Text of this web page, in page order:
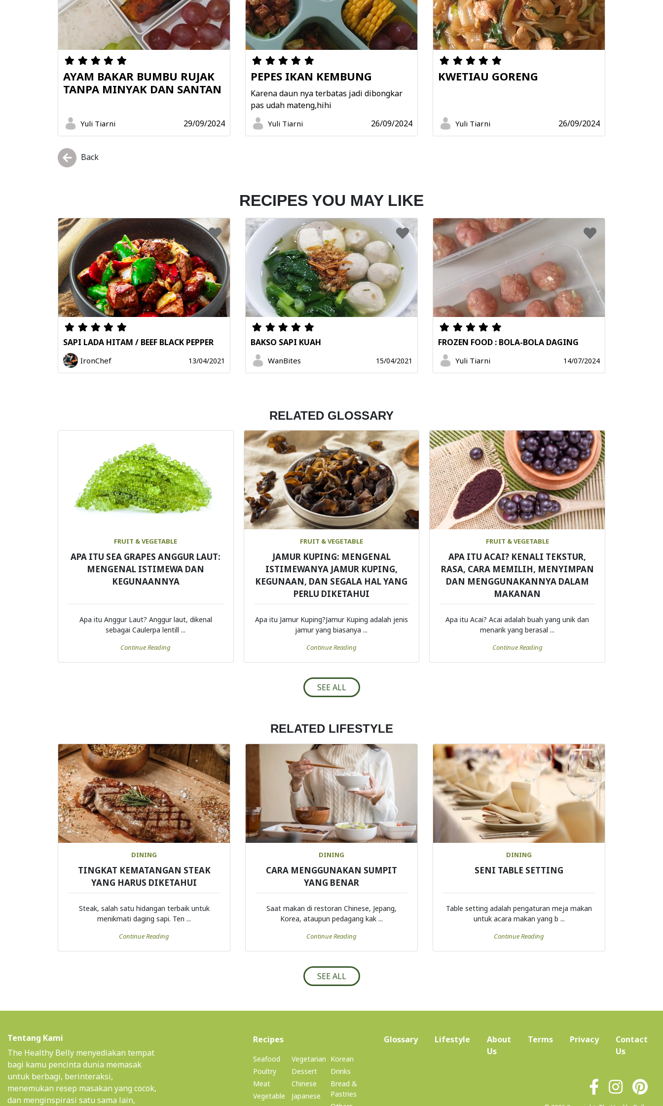
AYAM BAKAR BUMBU RUJAK
TANPA MINYAK DAN SANTAN
Yuli Tiarni 29/09/2024
PEPES IKAN KEMBUNG
Karena daun nya terbatas jadi dibongkar
pas udah mateng,hihi
Yuli Tiarni 26/09/2024
KWETIAU GORENG
Yuli Tiarni 26/09/2024
Back
RECIPES YOU MAY LIKE
SAPI LADA HITAM / BEEF BLACK PEPPER
IronChef 13/04/2021
BAKSO SAPI KUAH
WanBites 15/04/2021
FROZEN FOOD : BOLA-BOLA DAGING
Yuli Tiarni 14/07/2024
RELATED GLOSSARY
FRUIT & VEGETABLE
APA ITU SEA GRAPES ANGGUR LAUT:
MENGENAL ISTIMEWA DAN
KEGUNAANNYA
Apa itu Anggur Laut? Anggur laut, dikenal
sebagai Caulerpa lentill ...
Continue Reading
FRUIT & VEGETABLE
JAMUR KUPING: MENGENAL
ISTIMEWANYA JAMUR KUPING,
KEGUNAAN, DAN SEGALA HAL YANG
PERLU DIKETAHUI
Apa itu Jamur Kuping?Jamur Kuping adalah jenis
jamur yang biasanya ...
Continue Reading
FRUIT & VEGETABLE
APA ITU ACAI? KENALI TEKSTUR,
RASA, CARA MEMILIH, MENYIMPAN
DAN MENGGUNAKANNYA DALAM
MAKANAN
Apa itu Acai? Acai adalah buah yang unik dan
menarik yang berasal ...
Continue Reading
SEE ALL
RELATED LIFESTYLE
DINING
TINGKAT KEMATANGAN STEAK
YANG HARUS DIKETAHUI
Steak, salah satu hidangan terbaik untuk
menikmati daging sapi. Ten ...
Continue Reading
DINING
CARA MENGGUNAKAN SUMPIT
YANG BENAR
Saat makan di restoran Chinese, Jepang,
Korea, ataupun pedagang kak ...
Continue Reading
DINING
SENI TABLE SETTING
Table setting adalah pengaturan meja makan
untuk acara makan yang b ...
Continue Reading
SEE ALL
Tentang Kami
The Healthy Belly menyediakan tempat
bagi kamu pencinta dunia memasak
untuk berbagi, berinteraksi,
menemukan resep masakan yang cocok,
dan menginspirasi satu sama lain,
Recipes(current)
Seafood
Poultry
Meat
Vegetable
Vegetarian
Dessert
Chinese
Japanese
Korean
Drinks
Bread &
Pastries
Glossary Lifestyle
About
Us(current)
Terms Privacy
Contact
Us